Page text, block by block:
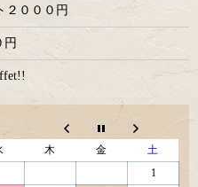
２０００円
円
木 金
土
1